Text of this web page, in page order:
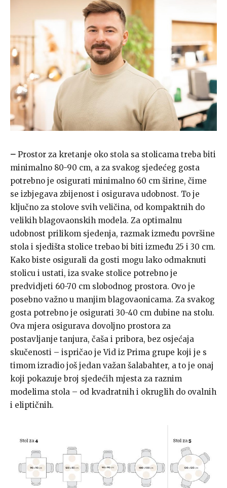
– Prostor za kretanje oko stola sa stolicama treba biti
minimalno 80-90 cm, a za svakog sjedećeg gosta
potrebno je osigurati minimalno 60 cm širine, čime
se izbjegava zbijenost i osigurava udobnost. To je
ključno za stolove svih veličina, od kompaktnih do
velikih blagovaonskih modela. Za optimalnu
udobnost prilikom sjedenja, razmak između površine
stola i sjedišta stolice trebao bi biti između 25 i 30 cm.
Kako biste osigurali da gosti mogu lako odmaknuti
stolicu i ustati, iza svake stolice potrebno je
predvidjeti 60-70 cm slobodnog prostora. Ovo je
posebno važno u manjim blagovaonicama. Za svakog
gosta potrebno je osigurati 30-40 cm dubine na stolu.
Ova mjera osigurava dovoljno prostora za
postavljanje tanjura, čaša i pribora, bez osjećaja
skučenosti – ispričao je Vid iz Prima grupe koji je s
timom izradio još jedan važan šalabahter, a to je onaj
koji pokazuje broj sjedećih mjesta za raznim
modelima stola – od kvadratnih i okruglih do ovalnih
i eliptičnih.